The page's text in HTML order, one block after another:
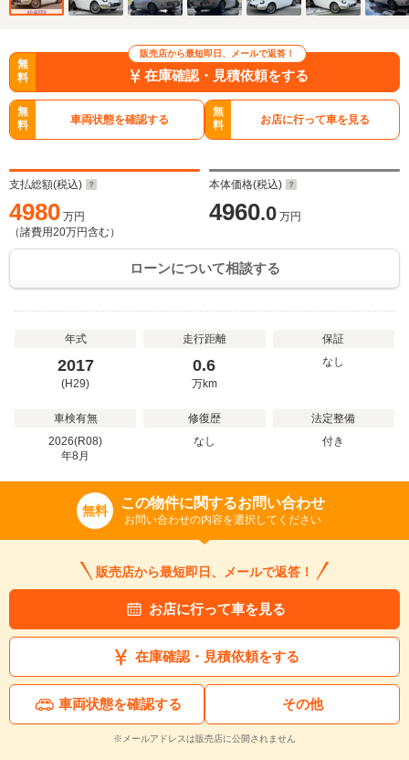
販売店から最短即日、メールで返答！
無
料
在庫確認・見積依頼をする
無
料
車両状態を確認する
無
料
お店に行って車を見る
支払総額(税込)
4980 万円
（諸費用20万円含む）
本体価格(税込)
4960.0 万円
ローンについて相談する
年式
2017
(H29)
走行距離
0.6
万km
保証
なし
車検有無
2026(R08)
年8月
修復歴
なし
法定整備
付き
無料 この物件に関するお問い合わせ
お問い合わせの内容を選択してください
販売店から最短即日、メールで返答！
お店に行って車を見る
在庫確認・見積依頼をする
車両状態を確認する その他
※メールアドレスは販売店に公開されません